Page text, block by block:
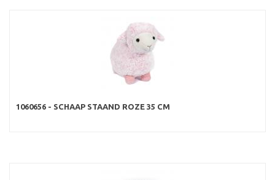
1060656 - SCHAAP STAAND ROZE 35 CM